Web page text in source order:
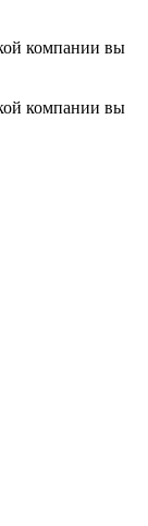
компании вы
компании вы